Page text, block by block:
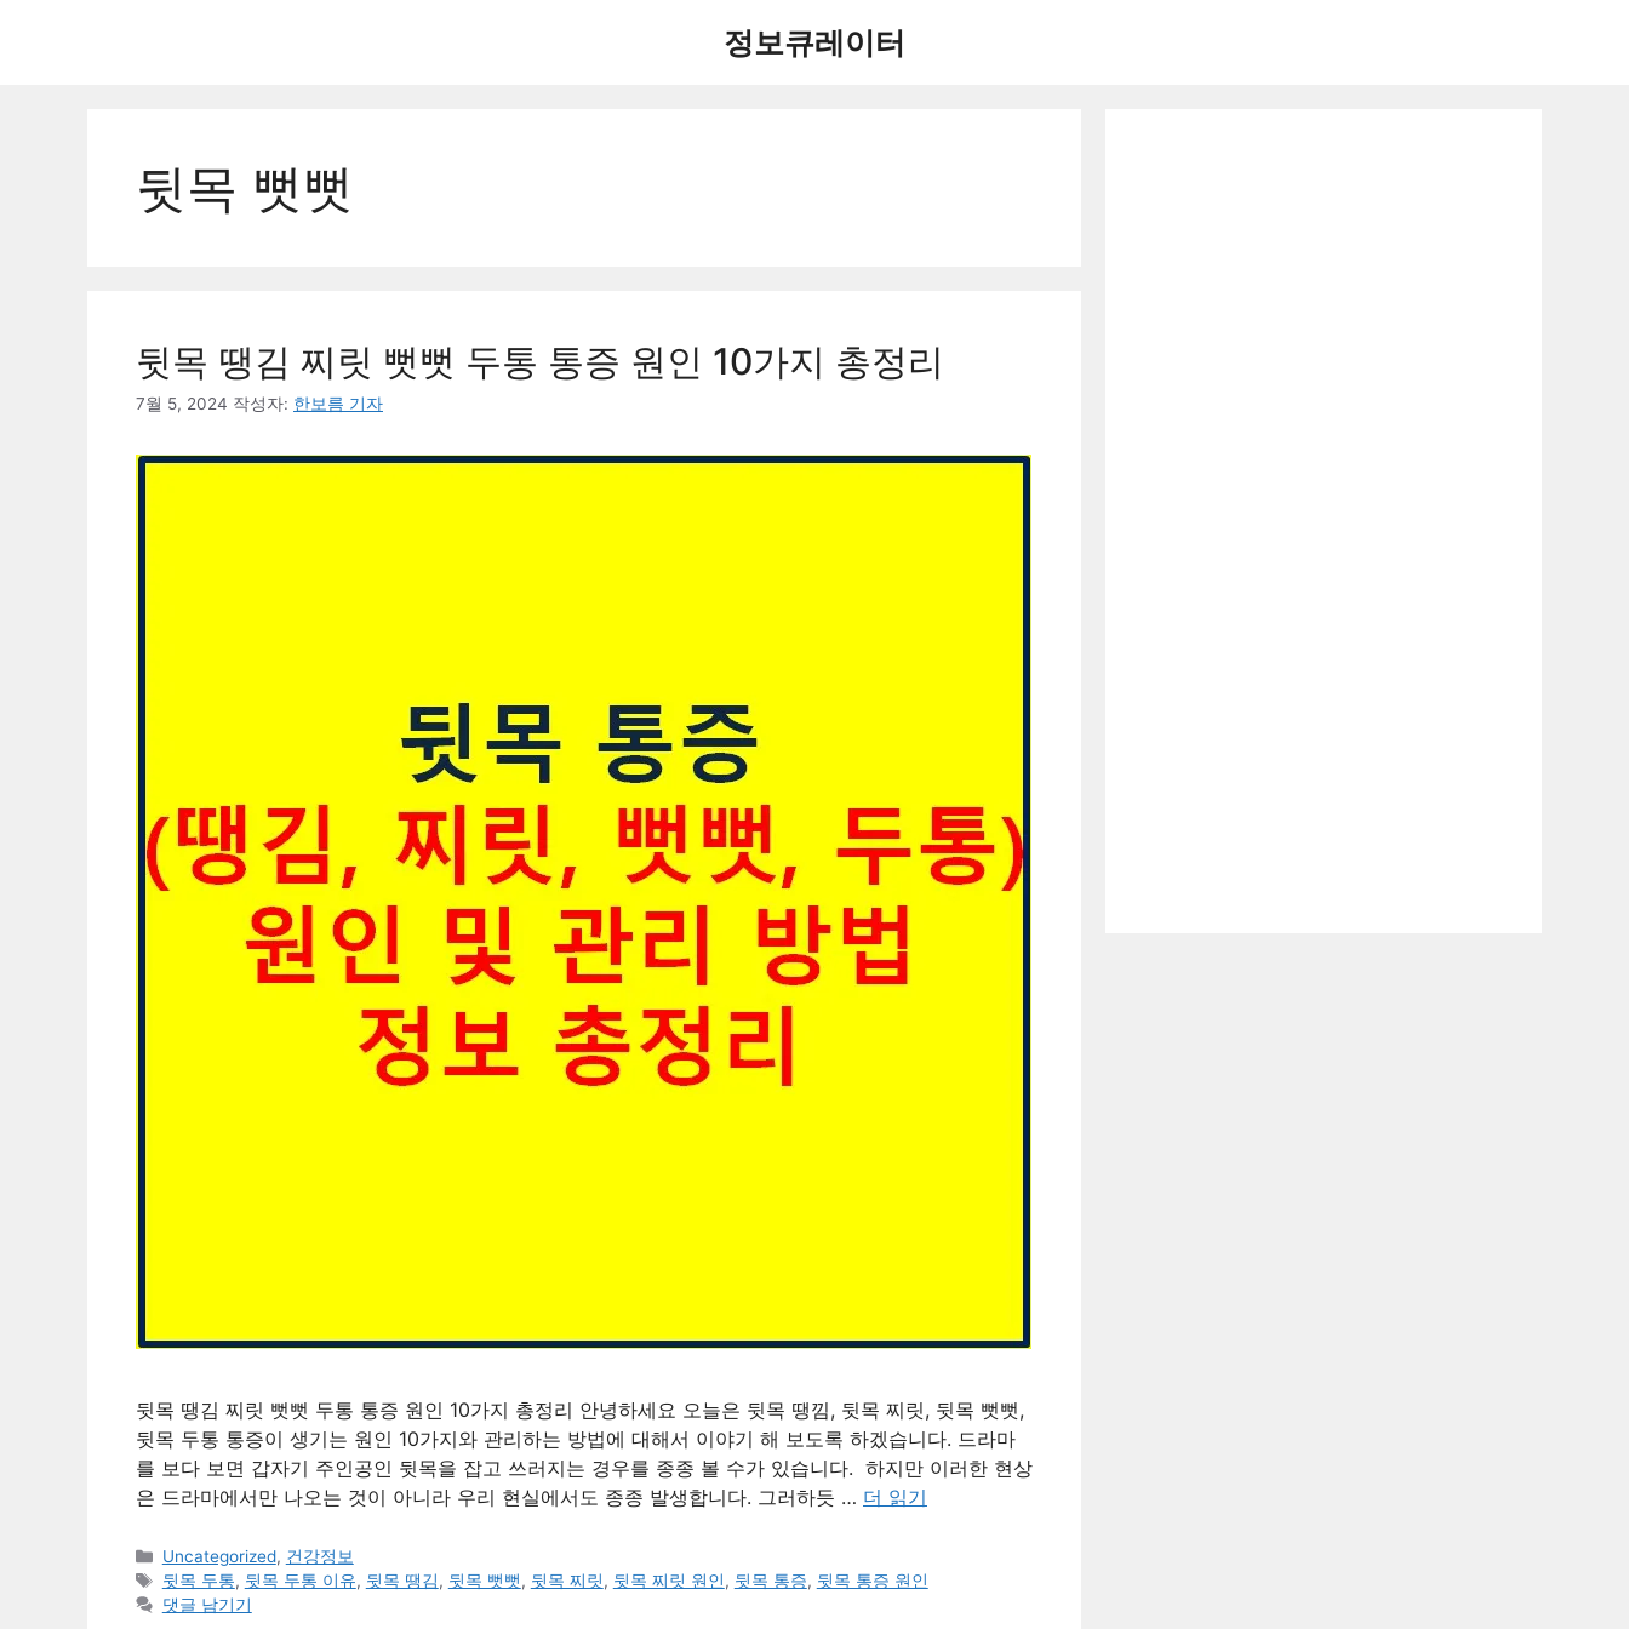
정보큐레이터
뒷목 뻣뻣
뒷목 땡김 찌릿 뻣뻣 두통 통증 원인 10가지 총정리
7월 5, 2024 작성자: 한보름 기자
뒷목 땡김 찌릿 뻣뻣 두통 통증 원인 10가지 총정리 안녕하세요 오늘은 뒷목 땡낌, 뒷목 찌릿, 뒷목 뻣뻣,
뒷목 두통 통증이 생기는 원인 10가지와 관리하는 방법에 대해서 이야기 해 보도록 하겠습니다. 드라마
를 보다 보면 갑자기 주인공인 뒷목을 잡고 쓰러지는 경우를 종종 볼 수가 있습니다. 하지만 이러한 현상
은 드라마에서만 나오는 것이 아니라 우리 현실에서도 종종 발생합니다. 그러하듯 … 더 읽기
카
테
고
Uncategorized, 건강정보
태
그
뒷목 두통, 뒷목 두통 이유, 뒷목 땡김, 뒷목 뻣뻣, 뒷목 찌릿, 뒷목 찌릿 원인, 뒷목 통증, 뒷목 통증 원인
댓글 남기기